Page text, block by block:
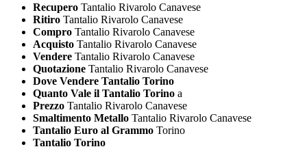
Recupero Tantalio Rivarolo Canavese
Ritiro Tantalio Rivarolo Canavese
Compro Tantalio Rivarolo Canavese
Acquisto Tantalio Rivarolo Canavese
Vendere Tantalio Rivarolo Canavese
Quotazione Tantalio Rivarolo Canavese
Dove Vendere Tantalio Torino
Quanto Vale il Tantalio Torino a
Prezzo Tantalio Rivarolo Canavese
Smaltimento Metallo Tantalio Rivarolo Canavese
Tantalio Euro al Grammo Torino
Tantalio Torino